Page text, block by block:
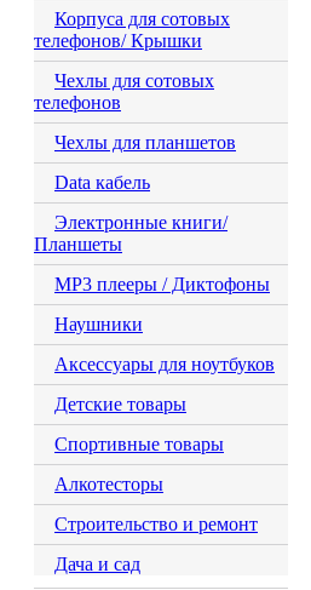
Корпуса для сотовых
телефонов/ Крышки
Чехлы для сотовых
телефонов
Чехлы для планшетов
Data кабель
Электронные книги/
Планшеты
MP3 плееры / Диктофоны
Наушники
Аксессуары для ноутбуков
Детские товары
Спортивные товары
Алкотесторы
Строительство и ремонт
Дача и сад